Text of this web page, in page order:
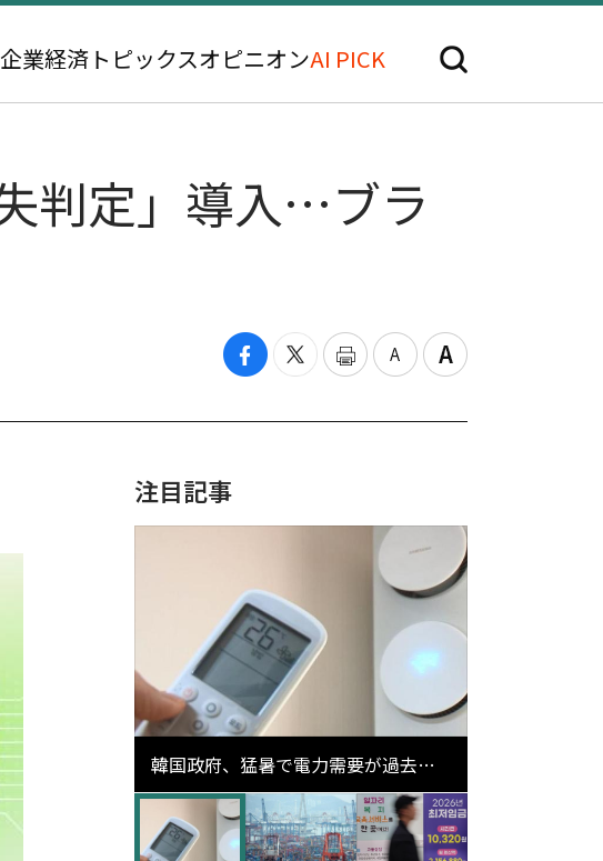
企業経済 トピックスオピニオンAI PICK
判定」導入…ブラ
注目記事
韓国政府、猛暑で電力需要が過去最
高更新の可能性に需給対応体制を点